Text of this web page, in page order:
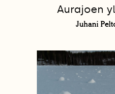
Aurajoen
Juhani